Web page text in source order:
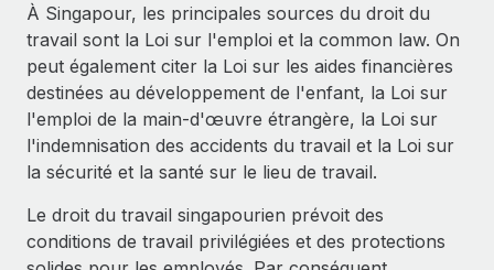
SERVICES
Demandez aux experts
Recevez des conseils d’experts sur les RH à
l’international et la conformité
Contrôles d’antécédents
Simplifiez vos processus de présélection des
candidats
Devenir partenaire
Explorez avec nous vos opportunités de partenariat
Bientôt disponible
Conseil en intégrations et automatisations assistées par
ÉTUDES DE CAS
Salle de presse
Données sur les salaires et les talents
Centre de ressources
Obtenir de l’aide
Voir toutes les ressources
À Singapour, les principales sources du droit du
travail sont la Loi sur l'emploi et la common law. On
peut également citer la Loi sur les aides financières
destinées au développement de l'enfant, la Loi sur
l'emploi de la main-d'œuvre étrangère, la Loi sur
l'indemnisation des accidents du travail et la Loi sur
la sécurité et la santé sur le lieu de travail.
Le droit du travail singapourien prévoit des
conditions de travail privilégiées et des protections